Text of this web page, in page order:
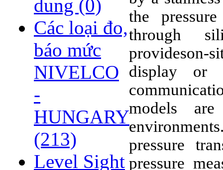
dung (0)
Các loại đo,
báo mức
NIVELCO
-
HUNGARY
(213)
Level Sight
the
through
provideson-
display or
models
pressure
pressure